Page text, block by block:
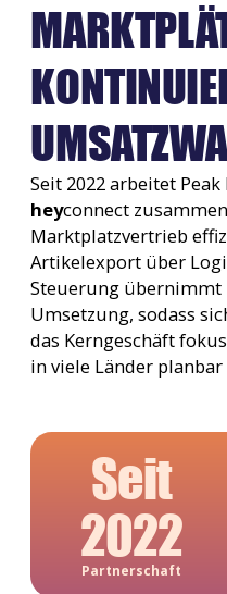
Seit 2022 arbeitet
heyconnect
Marktplatzvertrieb
Artikelexport über
Steuerung übernimmt
Umsetzung, sodass
das Kerngeschäft
in viele Länder
Seit
2022
Partnerschaft